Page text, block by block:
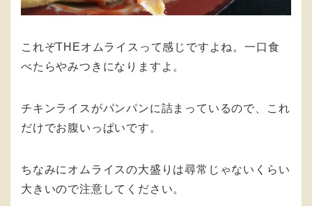
これぞTHEオムライスって感じですよね。一口食
べたらやみつきになりますよ。
チキンライスがパンパンに詰まっているので、これ
だけでお腹いっぱいです。
ちなみにオムライスの大盛りは尋常じゃないくらい
大きいので注意してください。